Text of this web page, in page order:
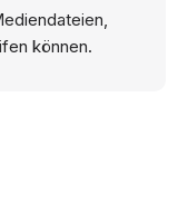
können.